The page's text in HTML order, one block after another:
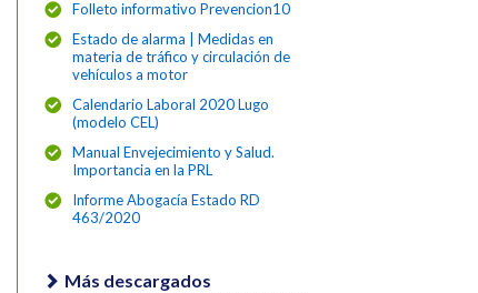
Folleto informativo Prevencion10
Estado de alarma | Medidas en
materia de tráfico y circulación de
vehículos a motor
Calendario Laboral 2020 Lugo
(modelo CEL)
Manual Envejecimiento y Salud.
Importancia en la PRL
Informe Abogacía Estado RD
463/2020
Más descargados